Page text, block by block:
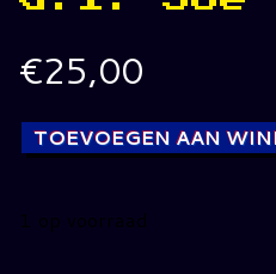
€25,00
TOEVOEGEN AAN
1 op voorraad